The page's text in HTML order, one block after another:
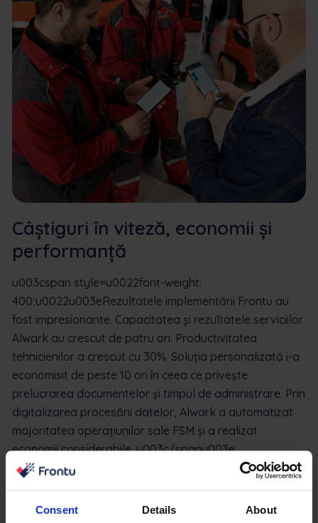
Consent Details About
Câștiguri în viteză, economii și
performanță
u003cspan style=u0022font-weight:
400;u0022u003eRezultatele implementării Frontu au
fost impresionante. Capacitatea și rezultatele serviciilor
Alwark au crescut de patru ori. Productivitatea
tehnicienilor a crescut cu 30%. Soluția personalizată i-a
economisit de peste 10 ori în ceea ce privește
prelucrarea documentelor și timpul de administrare. Prin
digitalizarea procesării datelor, Alwark a automatizat
majoritatea operațiunilor sale FSM și a realizat
economii considerabile. u003c/spanu003e